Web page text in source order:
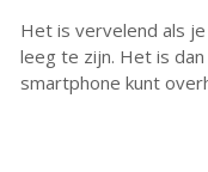
Het is vervelend als
leeg te zijn. Het is
smartphone kunt